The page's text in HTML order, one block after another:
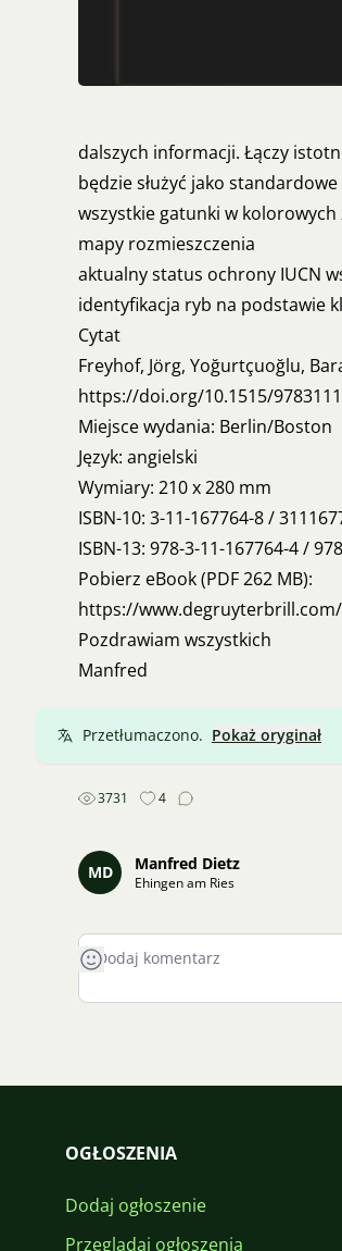
dalszych informacji. Łączy
będzie służyć jako
wszystkie gatunki w kolorowych
mapy rozmieszczenia
aktualny status ochrony IUCN
identyfikacja ryb na podstawie
Cytat
Freyhof, Jörg, Yoğurtçuoğlu,
https://doi.org/10.1515/
Miejsce wydania: Berlin/Boston
Język: angielski
Wymiary: 210 x 280 mm
ISBN-10: 3-11-167764-8 /
ISBN-13: 978-3-11-167764-4 /
Pobierz eBook (PDF 262 MB):
https://
Pozdrawiam wszystkich
Manfred
Przetłumaczono. Pokaż oryginał
3731 4
MD Manfred Dietz
Ehingen am Ries
OGŁOSZENIA
Dodaj ogłoszenie
Przeglądaj ogłoszenia